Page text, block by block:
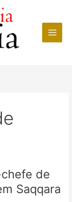
de
Saqqara